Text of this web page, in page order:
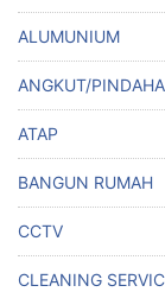
ALUMUNIUM
ANGKUT/
ATAP
BANGUN RUMAH
CCTV
CLEANING